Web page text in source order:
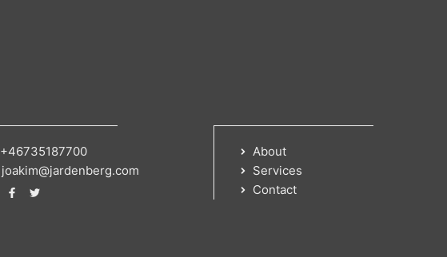
+46735187700
joakim@jardenberg.com
About
Services
Contact